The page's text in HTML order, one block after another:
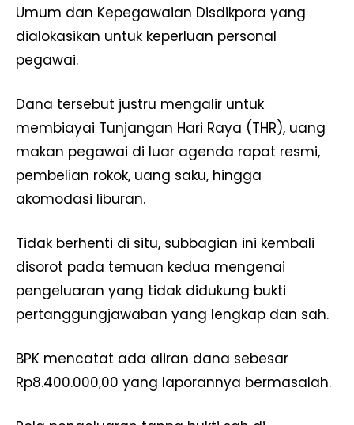
Umum dan Kepegawaian Disdikpora yang
dialokasikan untuk keperluan personal
pegawai.
Dana tersebut justru mengalir untuk
membiayai Tunjangan Hari Raya (THR), uang
makan pegawai di luar agenda rapat resmi,
pembelian rokok, uang saku, hingga
akomodasi liburan.
Tidak berhenti di situ, subbagian ini kembali
disorot pada temuan kedua mengenai
pengeluaran yang tidak didukung bukti
pertanggungjawaban yang lengkap dan sah.
BPK mencatat ada aliran dana sebesar
Rp8.400.000,00 yang laporannya bermasalah.